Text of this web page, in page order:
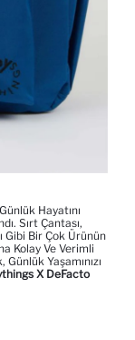
Hayatını
Sırt Çantası,
Gibi Bir Çok Ürünün
Kolay Ve Verimli
Yaşamınızı
X DeFacto